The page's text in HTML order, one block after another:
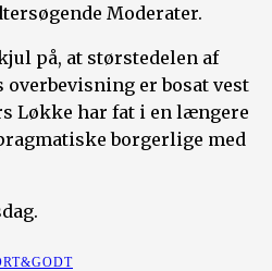
Moderater.
på, at størstedelen af
overbevisning er bosat vest
Løkke har fat i en længere
borgerlige med